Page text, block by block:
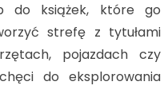
do książek, które go
strefę z tytułami
pojazdach czy
do eksplorowania